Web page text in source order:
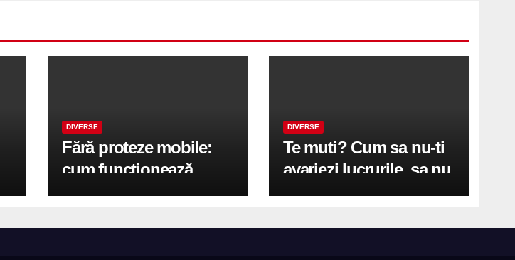
DIVERSE
Fără proteze mobile:
cum funcționează
reabilitarea completă
DIVERSE
Te muti? Cum sa nu-ti
avariezi lucrurile, sa nu
zgarii podeaua sau sa